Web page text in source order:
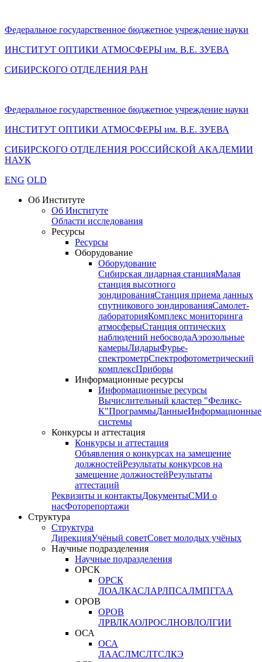
Федеральное государственное бюджетное учреждение науки
ИНСТИТУТ ОПТИКИ АТМОСФЕРЫ им. В.Е. ЗУЕВА
СИБИРСКОГО ОТДЕЛЕНИЯ РАН
Федеральное государственное бюджетное учреждение науки
ИНСТИТУТ ОПТИКИ АТМОСФЕРЫ им. В.Е. ЗУЕВА
СИБИРСКОГО ОТДЕЛЕНИЯ РОССИЙСКОЙ АКАДЕМИИ
НАУК
ENG OLD
Об Институте
Об Институте
Области исследования
Ресурсы
Ресурсы
Оборудование
Оборудование
Сибирская лидарная станцияМалая
станция высотного
зондированияСтанция приема данных
спутникового зондированияСамолет-
лабораторияКомплекс мониторинга
атмосферыСтанция оптических
наблюдений небосводаАэрозольные
камерыЛидарыФурье-
спектрометрСпектрофотометрический
комплексПриборы
Информационные ресурсы
Информационные ресурсы
Вычислительный кластер "Феликс-
К"ПрограммыДанныеИнформационные
системы
Конкурсы и аттестация
Конкурсы и аттестация
Объявления о конкурсах на замещение
должностейРезультаты конкурсов на
замещение должностейРезультаты
аттестаций
Реквизиты и контактыДокументыСМИ о
насФоторепортажи
Структура
Структура
ДирекцияУчёный советСовет молодых учёных
Научные подразделения
Научные подразделения
ОРСК
ОРСК
ЛОАЛКАСЛАРЛПСАЛМПГГАА
ОРОВ
ОРОВ
ЛРВЛКАОЛРОСЛНОВЛОЛГИИ
ОСА
ОСА
ЛААСЛМСЛТСЛКЭ